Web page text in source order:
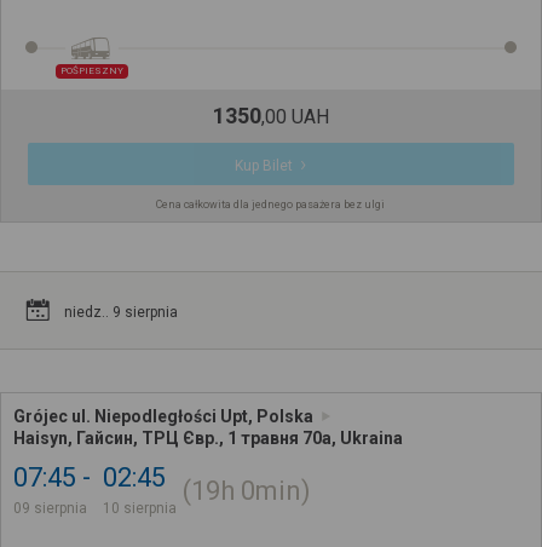
POŚPIESZNY
1350,00 UAH
Kup Bilet
Cena całkowita dla jednego pasażera bez ulgi
niedz.. 9 sierpnia
Grójec ul. Niepodległości Upt, Polska
Haisyn, Гайсин, ТРЦ Євр., 1 травня 70а, Ukraina
07:45
09 sierpnia
02:45
10 sierpnia
19h 0min